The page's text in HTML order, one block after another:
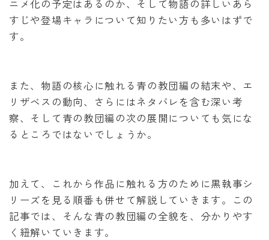
俺だけレベルアップな件
オフィスの彼女
ある日お姫様になってしまった件について
幼馴染コンプレックス
春の嵐とモンスター
ニメ化の予定はあるのか、そして物語の詳しいあら
すじや登場キャラについて知りたい方も多いはずで
す。
また、物語の核心に触れる青の教団編の結末や、エ
リザベスの動向、さらにはネタバレを含む深い考
察、そして青の教団編の次の展開についても気にな
るところではないでしょうか。
加えて、これから作品に触れる方のために黒執事シ
リーズを見る順番も併せて解説していきます。この
記事では、そんな青の教団編の全貌を、分かりやす
く紐解いていきます。